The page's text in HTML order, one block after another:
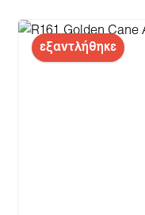
εξαντλήθηκε